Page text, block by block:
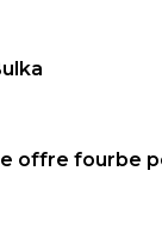
offre fourbe